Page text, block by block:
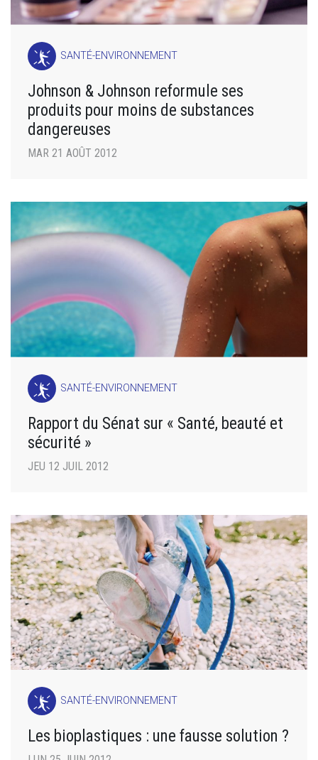
SANTÉ-ENVIRONNEMENT
Johnson & Johnson reformule ses
produits pour moins de substances
dangereuses
MAR 21 AOÛT 2012
SANTÉ-ENVIRONNEMENT
Rapport du Sénat sur « Santé, beauté et
sécurité »
JEU 12 JUIL 2012
SANTÉ-ENVIRONNEMENT
Les bioplastiques : une fausse solution ?